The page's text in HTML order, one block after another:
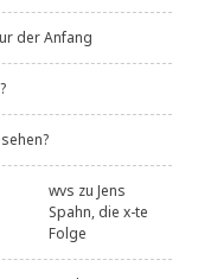
der Anfang
wvs zuJens
Spahn, die x-te
Folge